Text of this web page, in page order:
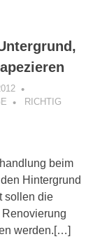
RICHTIG
beim
Hintergrund
sollen die
Renovierung
werden.[…]